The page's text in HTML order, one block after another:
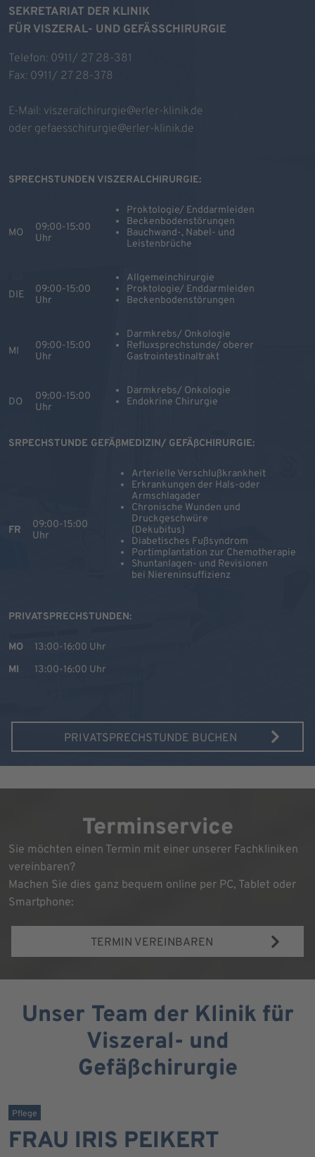
SEKRETARIAT DER KLINIK
FÜR VISZERAL- UND GEFÄSSCHIRURGIE
Telefon: 0911/ 27 28-381
Fax: 0911/ 27 28-378
E-Mail: viszeralchirurgie@erler-klinik.de
oder gefaesschirurgie@erler-klinik.de
SPRECHSTUNDEN VISZERALCHIRURGIE:
MO
09:00-15:00
Uhr
Proktologie/ Enddarmleiden
Beckenbodenstörungen
Bauchwand-, Nabel- und
Leistenbrüche
DIE
09:00-15:00
Uhr
Allgemeinchirurgie
Proktologie/ Enddarmleiden
Beckenbodenstörungen
MI
09:00-15:00
Uhr
Darmkrebs/ Onkologie
Refluxsprechstunde/ oberer
Gastrointestinaltrakt
DO
09:00-15:00
Uhr
Darmkrebs/ Onkologie
Endokrine Chirurgie
SRPECHSTUNDE GEFÄßMEDIZIN/ GEFÄßCHIRURGIE:
FR
09:00-15:00
Uhr
Arterielle Verschlußkrankheit
Erkrankungen der Hals-oder
Armschlagader
Chronische Wunden und
Druckgeschwüre
(Dekubitus)
Diabetisches Fußsyndrom
Portimplantation zur Chemotherapie
Shuntanlagen- und Revisionen
bei Niereninsuffizienz
PRIVATSPRECHSTUNDEN:
MO
13:00-16:00 Uhr
MI
13:00-16:00 Uhr
PRIVATSPRECHSTUNDE BUCHEN
Terminservice
Sie möchten einen Termin mit einer unserer Fachkliniken
vereinbaren?
Machen Sie dies ganz bequem online per PC, Tablet oder
Smartphone:
TERMIN VEREINBAREN
Unser Team der Klinik für
Viszeral- und
Gefäßchirurgie
Pflege
FRAU IRIS PEIKERT